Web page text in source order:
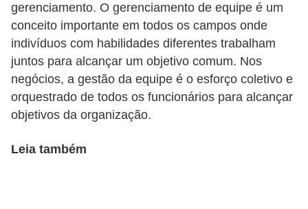
gerenciamento. O gerenciamento de equipe é um
conceito importante em todos os campos onde
indivíduos com habilidades diferentes trabalham
juntos para alcançar um objetivo comum. Nos
negócios, a gestão da equipe é o esforço coletivo e
orquestrado de todos os funcionários para alcançar
objetivos da organização.
Leia também
C
o
n
c
u
r